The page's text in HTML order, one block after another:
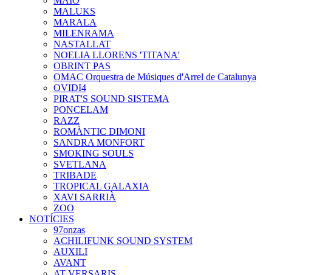
MALUKS
MARALA
MILENRAMA
NASTALLAT
NOELIA LLORENS 'TITANA'
OBRINT PAS
OMAC Orquestra de Músiques d'Arrel de Catalunya
OVIDI4
PIRAT'S SOUND SISTEMA
PONCELAM
RAZZ
ROMÀNTIC DIMONI
SANDRA MONFORT
SMOKING SOULS
SVETLANA
TRIBADE
TROPICAL GALAXIA
XAVI SARRIÀ
ZOO
NOTÍCIES
97onzas
ACHILIFUNK SOUND SYSTEM
AUXILI
AVANT